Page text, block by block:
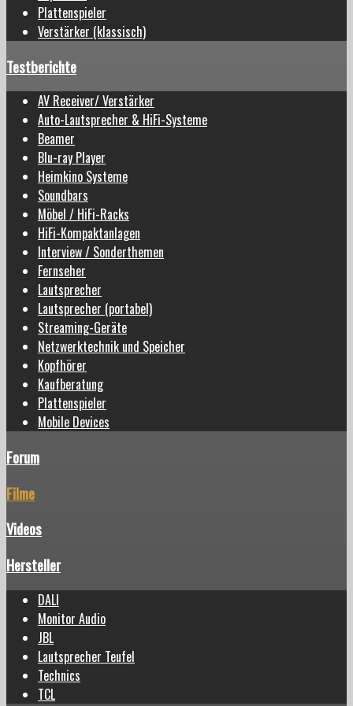
Plattenspieler
Verstärker (klassisch)
Testberichte
AV Receiver/ Verstärker
Auto-Lautsprecher & HiFi-Systeme
Beamer
Blu-ray Player
Heimkino Systeme
Soundbars
Möbel / HiFi-Racks
HiFi-Kompaktanlagen
Interview / Sonderthemen
Fernseher
Lautsprecher
Lautsprecher (portabel)
Streaming-Geräte
Netzwerktechnik und Speicher
Kopfhörer
Kaufberatung
Plattenspieler
Mobile Devices
Forum
Filme
Videos
Hersteller
DALI
Monitor Audio
JBL
Lautsprecher Teufel
Technics
TCL